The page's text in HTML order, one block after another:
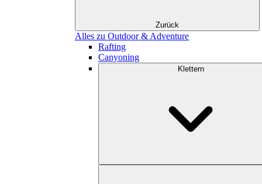
Zurück
Alles zu Outdoor & Adventure
Rafting
Canyoning
Klettern